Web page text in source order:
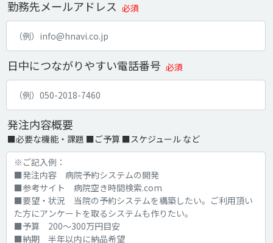
勤務先メールアドレス 必須
日中につながりやすい電話番号 必須
発注内容概要
■必要な機能・課題 ■ご予算 ■スケジュール など